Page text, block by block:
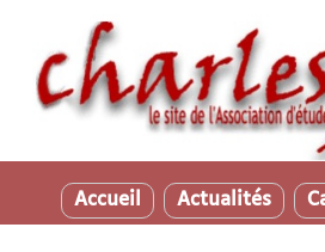
Accueil Actualités